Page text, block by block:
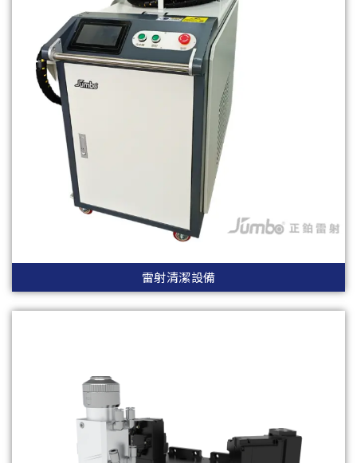
雷射清潔設備